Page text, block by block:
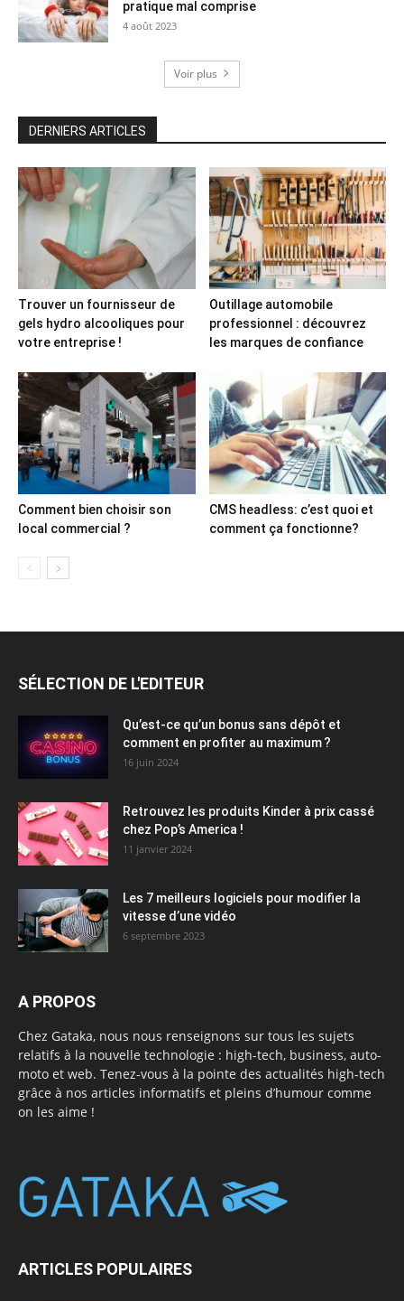
pratique mal comprise
4 août 2023
Voir plus
DERNIERS ARTICLES
Trouver un fournisseur de
gels hydro alcooliques pour
votre entreprise !
Outillage automobile
professionnel : découvrez
les marques de confiance
Comment bien choisir son
local commercial ?
CMS headless: c’est quoi et
comment ça fonctionne?
SÉLECTION DE L'EDITEUR
Qu’est-ce qu’un bonus sans dépôt et
comment en profiter au maximum ?
16 juin 2024
Retrouvez les produits Kinder à prix cassé
chez Pop’s America !
11 janvier 2024
Les 7 meilleurs logiciels pour modifier la
vitesse d’une vidéo
6 septembre 2023
A PROPOS
Chez Gataka, nous nous renseignons sur tous les sujets
relatifs à la nouvelle technologie : high-tech, business, auto-
moto et web. Tenez-vous à la pointe des actualités high-tech
grâce à nos articles informatifs et pleins d’humour comme
on les aime !
ARTICLES POPULAIRES